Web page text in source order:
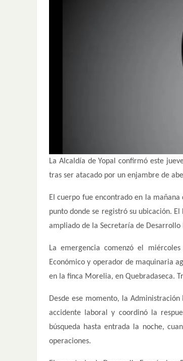
La Alcaldía de Yopal confirmó este
tras ser atacado por un enjambre de
El cuerpo fue encontrado en la
punto donde se registró su ubicación.
ampliado de la Secretaría de
La emergencia comenzó el
Económico y operador de maquinaria
en la finca Morelia, en Quebradaseca.
Desde ese momento, la
accidente laboral y coordinó la
búsqueda hasta entrada la noche,
operaciones.